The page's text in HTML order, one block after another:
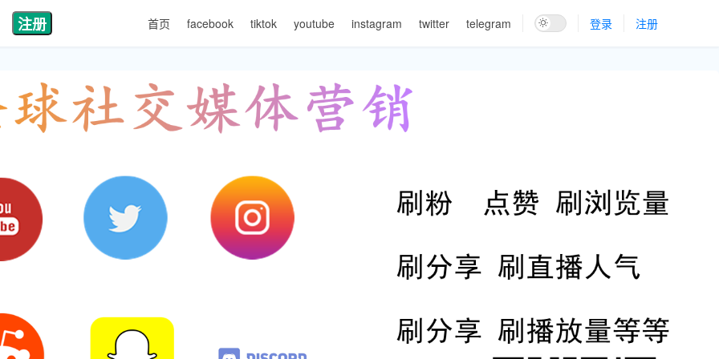
注册 首页 facebook tiktok youtube instagram twitter telegram 登录 注册